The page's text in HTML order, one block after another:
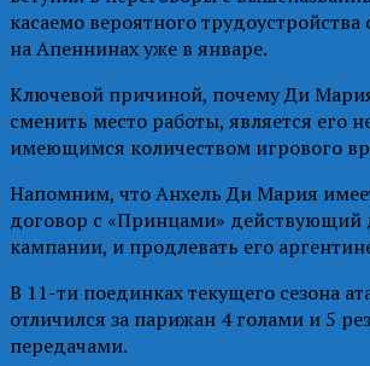
касаемо вероятного трудоустройства
на Апеннинах уже в январе.
Ключевой причиной, почему Ди
сменить место работы, является его
имеющимся количеством игрового
Напомним, что Анхель Ди Мария
договор с «Принцами» действующий
кампании, и продлевать его
В 11-ти поединках текущего сезона
отличился за парижан 4 голами и 5
передачами.